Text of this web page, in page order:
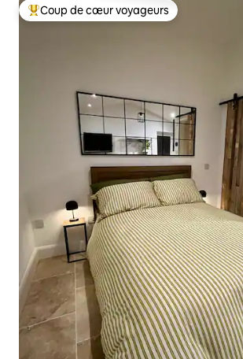
Coup de cœur voyageurs parmi les plus
Coup de cœur voyageurs